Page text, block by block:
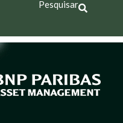
Pesquisar